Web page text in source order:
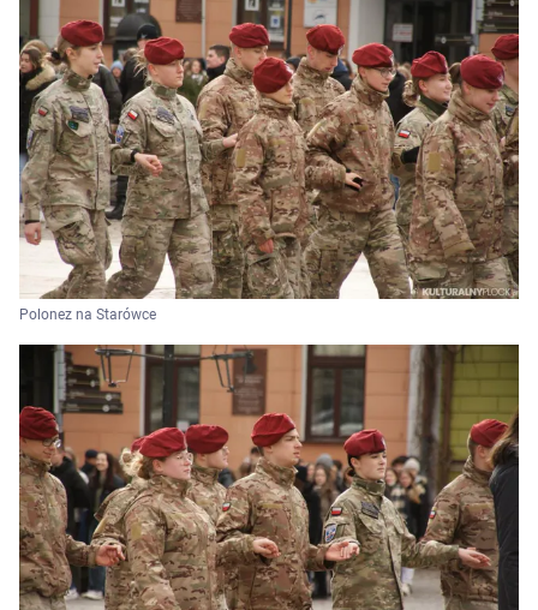
Polonez na Starówce